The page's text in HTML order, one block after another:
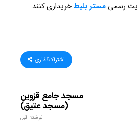
رسمی مستر بلیطخریداری کنند.
اشتراک‌گذاری
مسجد جامع قزوین
(مسجد عتیق)
نوشته قبل